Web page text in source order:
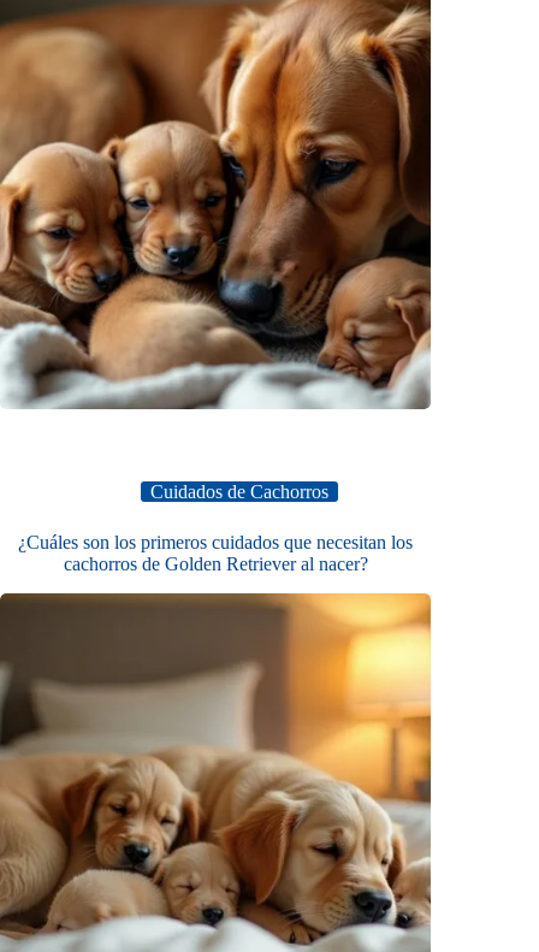
Cuidados de Cachorros
¿Cuáles son los primeros cuidados que necesitan los
cachorros de Golden Retriever al nacer?